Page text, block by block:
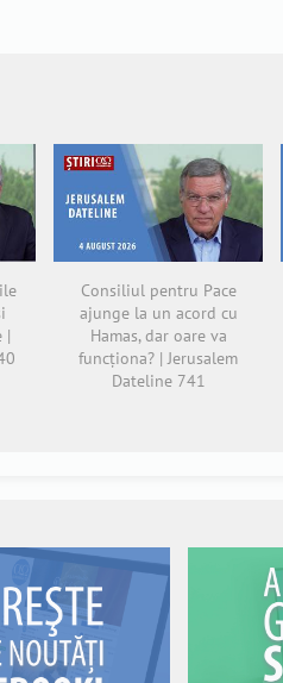
|
Consiliul pentru Pace
ajunge la un acord cu
Hamas, dar oare va
funcționa? | Jerusalem
Dateline 741